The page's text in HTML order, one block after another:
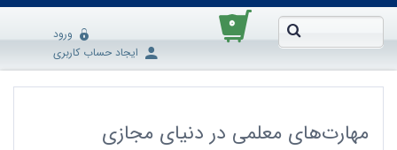
۰
ورود
ایجاد حساب کاربری
مهارت‌های معلمی در دنیای مجازی